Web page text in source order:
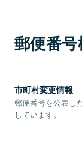
郵便番
市町村変更情報
郵便番号を公表し
しています。